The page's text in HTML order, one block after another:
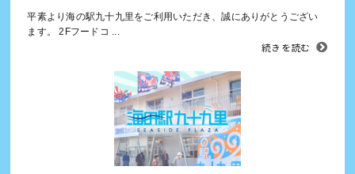
平素より海の駅九十九里をご利用いただき、誠にありがとうござい
ます。 2Fフードコ ...
続きを読む